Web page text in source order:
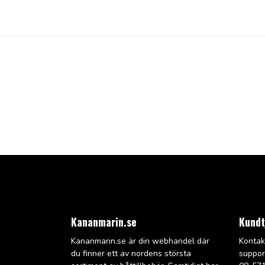
Kananmarin.se
Kananmarin.se är din webhandel där
du finner ett av nordens största